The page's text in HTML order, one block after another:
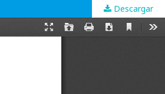
Descargar